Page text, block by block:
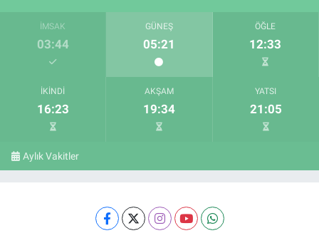
İMSAK
03:44
GÜNEŞ
05:21
ÖĞLE
12:33
İKINDI
16:23
AKŞAM
19:34
YATSI
21:05
Aylık Vakitler